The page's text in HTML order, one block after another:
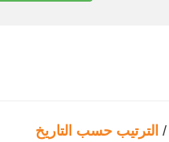
/ الترتيب حسب التاريخ